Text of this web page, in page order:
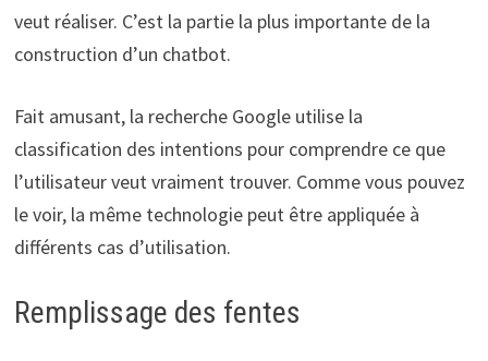
veut réaliser. C’est la partie la plus importante de la
construction d’un chatbot.
Fait amusant, la recherche Google utilise la
classification des intentions pour comprendre ce que
l’utilisateur veut vraiment trouver. Comme vous pouvez
le voir, la même technologie peut être appliquée à
différents cas d’utilisation.
Remplissage des fentes